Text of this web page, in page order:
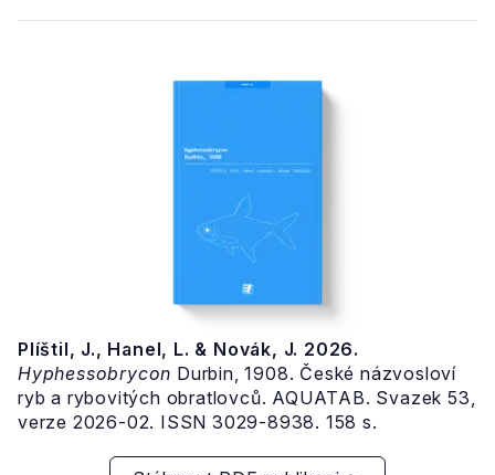
Plíštil, J., Hanel, L. & Novák, J. 2026.
Hyphessobrycon Durbin, 1908. České názvosloví
ryb a rybovitých obratlovců. AQUATAB. Svazek 53,
verze 2026-02. ISSN 3029-8938. 158 s.